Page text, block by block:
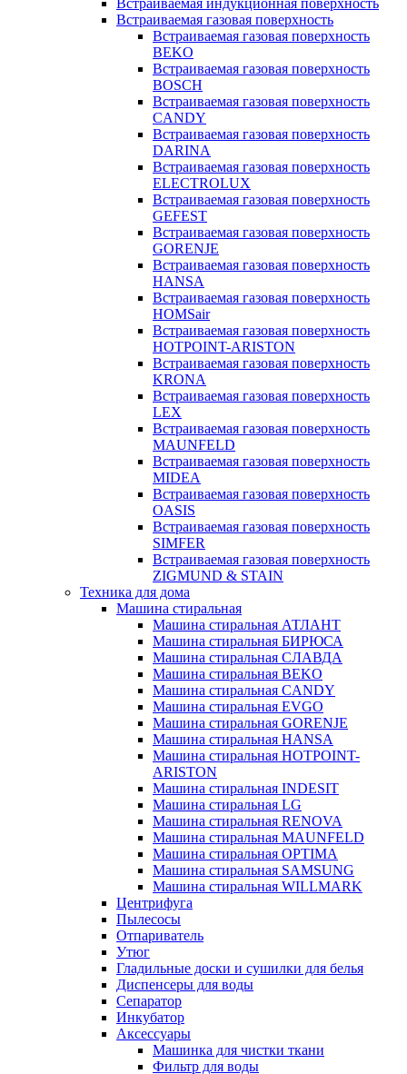
Встраиваемая индукционная поверхность
Встраиваемая газовая поверхность
Встраиваемая газовая поверхность
BEKO
Встраиваемая газовая поверхность
BOSCH
Встраиваемая газовая поверхность
CANDY
Встраиваемая газовая поверхность
DARINA
Встраиваемая газовая поверхность
ELECTROLUX
Встраиваемая газовая поверхность
GEFEST
Встраиваемая газовая поверхность
GORENJE
Встраиваемая газовая поверхность
HANSA
Встраиваемая газовая поверхность
HOMSair
Встраиваемая газовая поверхность
HOTPOINT-ARISTON
Встраиваемая газовая поверхность
KRONA
Встраиваемая газовая поверхность
LEX
Встраиваемая газовая поверхность
MAUNFELD
Встраиваемая газовая поверхность
MIDEA
Встраиваемая газовая поверхность
OASIS
Встраиваемая газовая поверхность
SIMFER
Встраиваемая газовая поверхность
ZIGMUND & STAIN
Техника для дома
Машина стиральная
Машина стиральная АТЛАНТ
Машина стиральная БИРЮСА
Машина стиральная СЛАВДА
Машина стиральная BEKO
Машина стиральная CANDY
Машина стиральная EVGO
Машина стиральная GORENJE
Машина стиральная HANSA
Машина стиральная HOTPOINT-
ARISTON
Машина стиральная INDESIT
Машина стиральная LG
Машина стиральная RENOVA
Машина стиральная MAUNFELD
Машина стиральная OPTIMA
Машина стиральная SAMSUNG
Машина стиральная WILLMARK
Центрифуга
Пылесосы
Отпариватель
Утюг
Гладильные доски и сушилки для белья
Диспенсеры для воды
Сепаратор
Инкубатор
Аксессуары
Машинка для чистки ткани
Фильтр для воды